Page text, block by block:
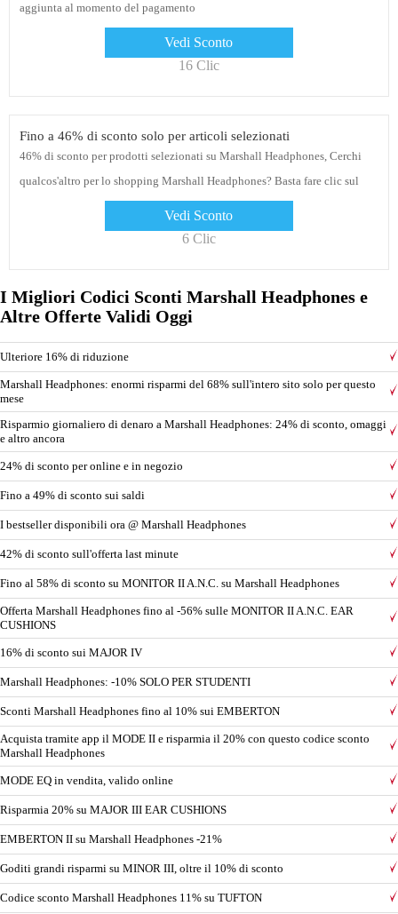
aggiunta al momento del pagamento
Vedi Sconto
16 Clic
Fino a 46% di sconto solo per articoli selezionati
46% di sconto per prodotti selezionati su Marshall Headphones, Cerchi
qualcos'altro per lo shopping Marshall Headphones? Basta fare clic sul
Vedi Sconto
6 Clic
I Migliori Codici Sconti Marshall Headphones e
Altre Offerte Validi Oggi
Ulteriore 16% di riduzione
Marshall Headphones: enormi risparmi del 68% sull'intero sito solo per questo
mese
Risparmio giornaliero di denaro a Marshall Headphones: 24% di sconto, omaggi
e altro ancora
24% di sconto per online e in negozio
Fino a 49% di sconto sui saldi
I bestseller disponibili ora @ Marshall Headphones
42% di sconto sull'offerta last minute
Fino al 58% di sconto su MONITOR II A.N.C. su Marshall Headphones
Offerta Marshall Headphones fino al -56% sulle MONITOR II A.N.C. EAR
CUSHIONS
16% di sconto sui MAJOR IV
Marshall Headphones: -10% SOLO PER STUDENTI
Sconti Marshall Headphones fino al 10% sui EMBERTON
Acquista tramite app il MODE II e risparmia il 20% con questo codice sconto
Marshall Headphones
MODE EQ in vendita, valido online
Risparmia 20% su MAJOR III EAR CUSHIONS
EMBERTON II su Marshall Headphones -21%
Goditi grandi risparmi su MINOR III, oltre il 10% di sconto
Codice sconto Marshall Headphones 11% su TUFTON